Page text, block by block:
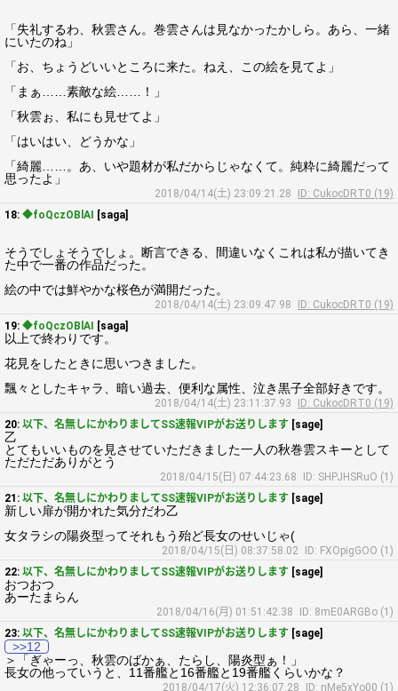
「失礼するわ、秋雲さん。巻雲さんは見なかったかしら。あら、一緒
にいたのね」
「お、ちょうどいいところに来た。ねえ、この絵を見てよ」
「まぁ……素敵な絵……！」
「秋雲ぉ、私にも見せてよ」
「はいはい、どうかな」
「綺麗……。あ、いや題材が私だからじゃなくて。純粋に綺麗だって
思ったよ」
2018/04/14(土) 23:09:21.28
ID: CukocDRT0 (19)
18: ◆foQczOBlAI [saga]
そうでしょそうでしょ。断言できる、間違いなくこれは私が描いてき
た中で一番の作品だった。
絵の中では鮮やかな桜色が満開だった。
2018/04/14(土) 23:09:47.98
ID: CukocDRT0 (19)
19: ◆foQczOBlAI [saga]
以上で終わりです。
花見をしたときに思いつきました。
飄々としたキャラ、暗い過去、便利な属性、泣き黒子全部好きです。
2018/04/14(土) 23:11:37.93
ID: CukocDRT0 (19)
20: 以下、名無しにかわりましてSS速報VIPがお送りします [sage]
乙
とてもいいものを見させていただきました一人の秋巻雲スキーとして
ただただありがとう
2018/04/15(日) 07:44:23.68
ID: SHPJHSRuO (1)
21: 以下、名無しにかわりましてSS速報VIPがお送りします [sage]
新しい扉が開かれた気分だわ乙
女タラシの陽炎型ってそれもう殆ど長女のせいじゃ(
2018/04/15(日) 08:37:58.02
ID: FXOpigGOO (1)
22: 以下、名無しにかわりましてSS速報VIPがお送りします [sage]
おつおつ
あーたまらん
2018/04/16(月) 01:51:42.38
ID: 8mE0ARGBo (1)
23: 以下、名無しにかわりましてSS速報VIPがお送りします [sage]
>>12
＞「ぎゃーっ、秋雲のばかぁ、たらし、陽炎型ぁ！」
長女の他っていうと、11番艦と16番艦と19番艦くらいかな？
2018/04/17(火) 12:36:07.28 ID: nMe5xYo00 (1)